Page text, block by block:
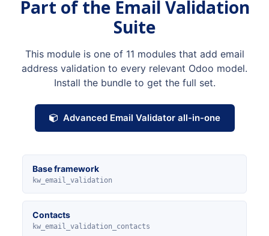
Part of the Email Validation
Suite
This module is one of 11 modules that add email
address validation to every relevant Odoo model.
Install the bundle to get the full set.
Advanced Email Validator all-in-one
Base framework
kw_email_validation
Contacts
kw_email_validation_contacts